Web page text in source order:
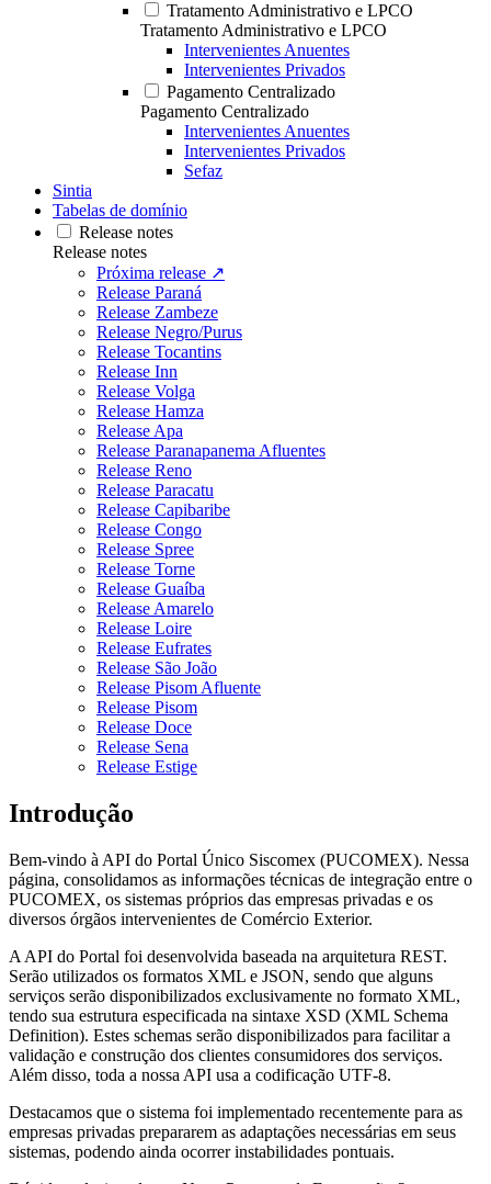
Tratamento Administrativo e LPCO
Tratamento Administrativo e LPCO
Intervenientes Anuentes
Intervenientes Privados
Pagamento Centralizado
Pagamento Centralizado
Intervenientes Anuentes
Intervenientes Privados
Sefaz
Sintia
Tabelas de domínio
Release notes
Release notes
Próxima release ↗
Release Paraná
Release Zambeze
Release Negro/Purus
Release Tocantins
Release Inn
Release Volga
Release Hamza
Release Apa
Release Paranapanema Afluentes
Release Reno
Release Paracatu
Release Capibaribe
Release Congo
Release Spree
Release Torne
Release Guaíba
Release Amarelo
Release Loire
Release Eufrates
Release São João
Release Pisom Afluente
Release Pisom
Release Doce
Release Sena
Release Estige
Introdução
Bem-vindo à API do Portal Único Siscomex (PUCOMEX). Nessa
página, consolidamos as informações técnicas de integração entre o
PUCOMEX, os sistemas próprios das empresas privadas e os
diversos órgãos intervenientes de Comércio Exterior.
A API do Portal foi desenvolvida baseada na arquitetura REST.
Serão utilizados os formatos XML e JSON, sendo que alguns
serviços serão disponibilizados exclusivamente no formato XML,
tendo sua estrutura especificada na sintaxe XSD (XML Schema
Definition). Estes schemas serão disponibilizados para facilitar a
validação e construção dos clientes consumidores dos serviços.
Além disso, toda a nossa API usa a codificação UTF-8.
Destacamos que o sistema foi implementado recentemente para as
empresas privadas prepararem as adaptações necessárias em seus
sistemas, podendo ainda ocorrer instabilidades pontuais.